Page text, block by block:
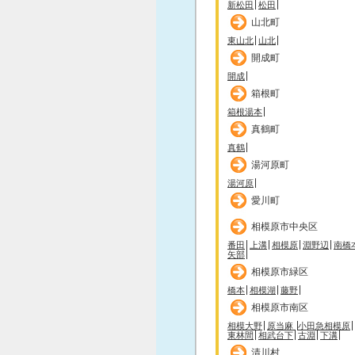
新松田 松田
山北町
東山北 山北
開成町
開成
箱根町
箱根湯本
真鶴町
真鶴
湯河原町
湯河原
愛川町
相模原市中央区
番田 上溝 相模原 淵野辺 南橋
矢部
相模原市緑区
橋本 相模湖 藤野
相模原市南区
相模大野 原当麻 小田急相模原
東林間 相武台下 古淵 下溝
清川村